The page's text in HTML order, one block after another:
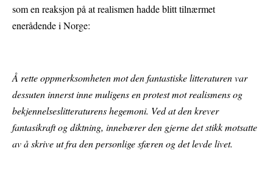
som en reaksjon på at realismen hadde blitt tilnærmet
enerådende i Norge:
Å rette oppmerksomheten mot den fantastiske litteraturen var
dessuten innerst inne muligens en protest mot realismens og
bekjennelseslitteraturens hegemoni. Ved at den krever
fantasikraft og diktning, innebærer den gjerne det stikk motsatte
av å skrive ut fra den personlige sfæren og det levde livet.